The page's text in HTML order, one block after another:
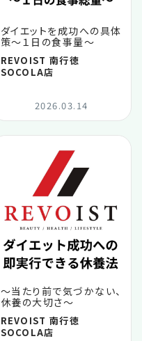
ダイエットを成功への具体
策〜１日の食事量〜
REVOIST 南行徳
SOCOLA店
2026.03.14
〜当たり前で気づかない、
休養の大切さ〜
REVOIST 南行徳
SOCOLA店